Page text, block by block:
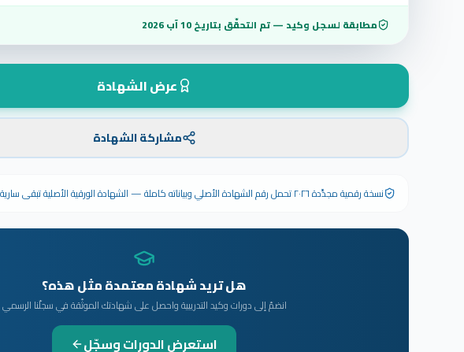
مطابقة لسجل وكيد — تم التحقّق بتاريخ10 آب 2026
عرض الشهادة
مشاركة الشهادة
نسخة رقمية مجدَّدة ٢٠٢٦ تحمل رقم الشهادة الأصلي وبياناته كاملة — الشهادة الورقية الأصلية تبقى سارية المفعول.
هل تريد شهادة معتمدة مثل هذه؟
انضمّ إلى دورات وكيد التدريبية واحصل على شهادتك الموثّقة في سجلّنا الرسمي
استعرض الدورات وسجّل